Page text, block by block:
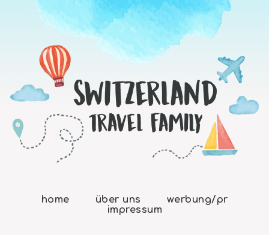
home über uns
werbung/pr
impressum